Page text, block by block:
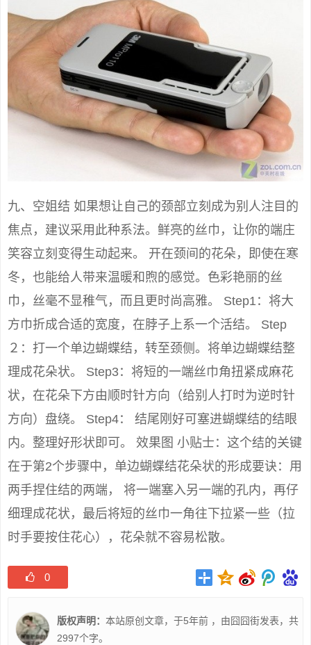
九、空姐结 如果想让自己的颈部立刻成为别人注目的
焦点，建议采用此种系法。鲜亮的丝巾，让你的端庄
笑容立刻变得生动起来。 开在颈间的花朵，即使在寒
冬，也能给人带来温暖和煦的感觉。色彩艳丽的丝
巾，丝毫不显稚气，而且更时尚高雅。 Step1：将大
方巾折成合适的宽度，在脖子上系一个活结。 Step
２：打一个单边蝴蝶结，转至颈侧。将单边蝴蝶结整
理成花朵状。 Step3：将短的一端丝巾角扭紧成麻花
状，在花朵下方由顺时针方向（给别人打时为逆时针
方向）盘绕。 Step4： 结尾刚好可塞进蝴蝶结的结眼
内。整理好形状即可。 效果图 小贴士：这个结的关键
在于第2个步骤中，单边蝴蝶结花朵状的形成要诀：用
两手捏住结的两端， 将一端塞入另一端的孔内，再仔
细理成花状，最后将短的丝巾一角往下拉紧一些（拉
时手要按住花心），花朵就不容易松散。
0
版权声明： 本站原创文章，于5年前 ，由囧囧街发表，共
2997个字。